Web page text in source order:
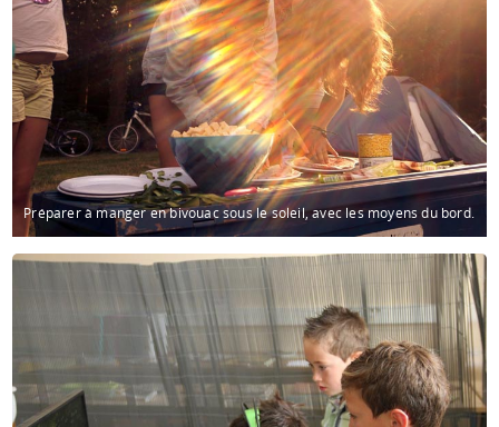
Préparer à manger en bivouac sous le soleil, avec les moyens du bord.